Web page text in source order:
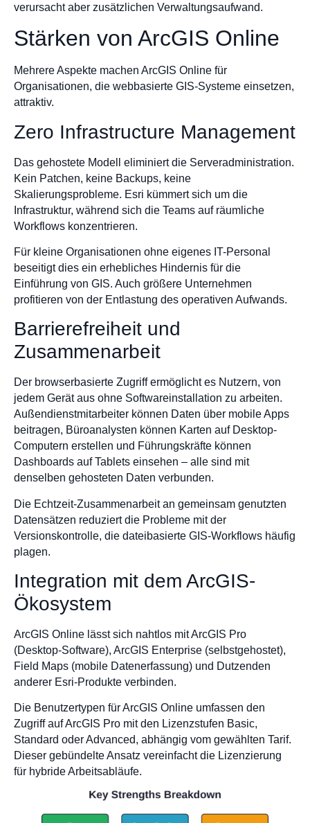
verursacht aber zusätzlichen Verwaltungsaufwand.
Stärken von ArcGIS Online
Mehrere Aspekte machen ArcGIS Online für
Organisationen, die webbasierte GIS-Systeme einsetzen,
attraktiv.
Zero Infrastructure Management
Das gehostete Modell eliminiert die Serveradministration.
Kein Patchen, keine Backups, keine
Skalierungsprobleme. Esri kümmert sich um die
Infrastruktur, während sich die Teams auf räumliche
Workflows konzentrieren.
Für kleine Organisationen ohne eigenes IT-Personal
beseitigt dies ein erhebliches Hindernis für die
Einführung von GIS. Auch größere Unternehmen
profitieren von der Entlastung des operativen Aufwands.
Barrierefreiheit und
Zusammenarbeit
Der browserbasierte Zugriff ermöglicht es Nutzern, von
jedem Gerät aus ohne Softwareinstallation zu arbeiten.
Außendienstmitarbeiter können Daten über mobile Apps
beitragen, Büroanalysten können Karten auf Desktop-
Computern erstellen und Führungskräfte können
Dashboards auf Tablets einsehen – alle sind mit
denselben gehosteten Daten verbunden.
Die Echtzeit-Zusammenarbeit an gemeinsam genutzten
Datensätzen reduziert die Probleme mit der
Versionskontrolle, die dateibasierte GIS-Workflows häufig
plagen.
Integration mit dem ArcGIS-
Ökosystem
ArcGIS Online lässt sich nahtlos mit ArcGIS Pro
(Desktop-Software), ArcGIS Enterprise (selbstgehostet),
Field Maps (mobile Datenerfassung) und Dutzenden
anderer Esri-Produkte verbinden.
Die Benutzertypen für ArcGIS Online umfassen den
Zugriff auf ArcGIS Pro mit den Lizenzstufen Basic,
Standard oder Advanced, abhängig vom gewählten Tarif.
Dieser gebündelte Ansatz vereinfacht die Lizenzierung
für hybride Arbeitsabläufe.